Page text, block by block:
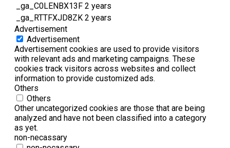
_ga_C0LENBX13F 2 years
_ga_RTTFXJD8ZK 2 years
Advertisement
Advertisement
Advertisement cookies are used to provide visitors
with relevant ads and marketing campaigns. These
cookies track visitors across websites and collect
information to provide customized ads.
Others
Others
Other uncategorized cookies are those that are being
analyzed and have not been classified into a category
as yet.
non-necassary